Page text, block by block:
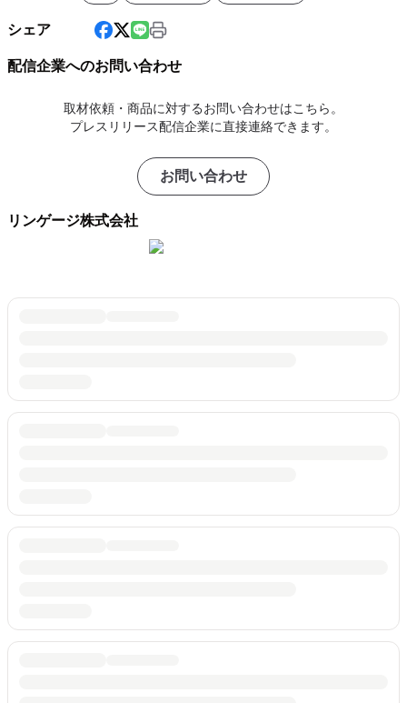
シェア
配信企業へのお問い合わせ
取材依頼・商品に対するお問い合わせはこちら。
プレスリリース配信企業に直接連絡できます。
お問い合わせ
リンゲージ株式会社